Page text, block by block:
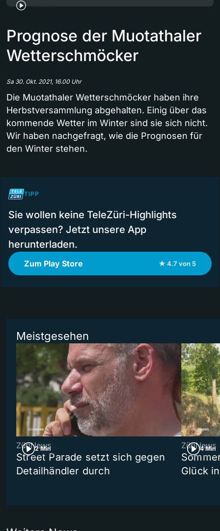
Prognose der Muotathaler
Wetterschmöcker
Sa 30. Okt. 2021, 16.00 Uhr
Die Muotathaler Wetterschmöcker haben ihre
Herbstversammlung abgehalten. Einig über das
kommende Wetter im Winter sind sie sich nicht.
Wir haben nachgefragt, wie die Prognosen für
den Winter stehen.
TIPP
Sie wollen keine TeleZüri-Highlights
verpassen? Jetzt unsere App
herunterladen.
Zum Play Store ★ 4.7 von 5
Meistgesehen
2 Min
ZüriNews
Street Parade setzt sich gegen
Detailhändler durch
4 Min
ZüriNews
Glück